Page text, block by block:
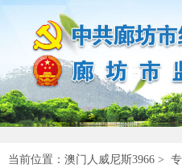
当前位置： 澳门人威尼斯3966 >